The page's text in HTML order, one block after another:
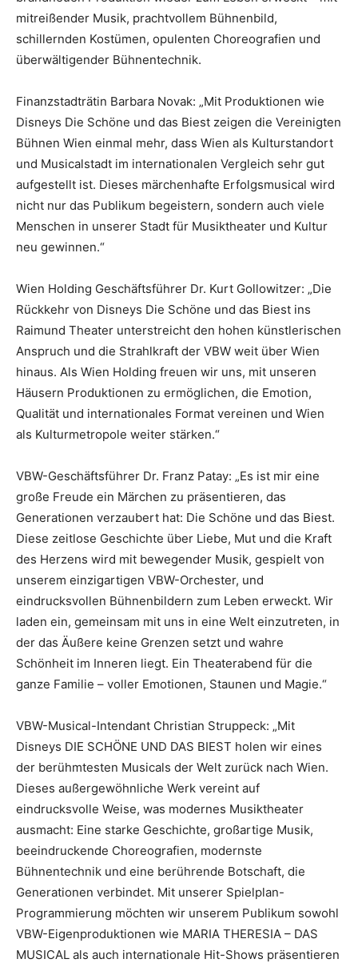
mitreißender Musik, prachtvollem Bühnenbild,
schillernden Kostümen, opulenten Choreografien und
überwältigender Bühnentechnik.
Finanzstadträtin Barbara Novak: „Mit Produktionen wie
Disneys Die Schöne und das Biest zeigen die Vereinigten
Bühnen Wien einmal mehr, dass Wien als Kulturstandort
und Musicalstadt im internationalen Vergleich sehr gut
aufgestellt ist. Dieses märchenhafte Erfolgsmusical wird
nicht nur das Publikum begeistern, sondern auch viele
Menschen in unserer Stadt für Musiktheater und Kultur
neu gewinnen.“
Wien Holding Geschäftsführer Dr. Kurt Gollowitzer: „Die
Rückkehr von Disneys Die Schöne und das Biest ins
Raimund Theater unterstreicht den hohen künstlerischen
Anspruch und die Strahlkraft der VBW weit über Wien
hinaus. Als Wien Holding freuen wir uns, mit unseren
Häusern Produktionen zu ermöglichen, die Emotion,
Qualität und internationales Format vereinen und Wien
als Kulturmetropole weiter stärken.“
VBW-Geschäftsführer Dr. Franz Patay: „Es ist mir eine
große Freude ein Märchen zu präsentieren, das
Generationen verzaubert hat: Die Schöne und das Biest.
Diese zeitlose Geschichte über Liebe, Mut und die Kraft
des Herzens wird mit bewegender Musik, gespielt von
unserem einzigartigen VBW-Orchester, und
eindrucksvollen Bühnenbildern zum Leben erweckt. Wir
laden ein, gemeinsam mit uns in eine Welt einzutreten, in
der das Äußere keine Grenzen setzt und wahre
Schönheit im Inneren liegt. Ein Theaterabend für die
ganze Familie – voller Emotionen, Staunen und Magie.“
VBW-Musical-Intendant Christian Struppeck: „Mit
Disneys DIE SCHÖNE UND DAS BIEST holen wir eines
der berühmtesten Musicals der Welt zurück nach Wien.
Dieses außergewöhnliche Werk vereint auf
eindrucksvolle Weise, was modernes Musiktheater
ausmacht: Eine starke Geschichte, großartige Musik,
beeindruckende Choreografien, modernste
Bühnentechnik und eine berührende Botschaft, die
Generationen verbindet. Mit unserer Spielplan-
Programmierung möchten wir unserem Publikum sowohl
VBW-Eigenproduktionen wie MARIA THERESIA – DAS
MUSICAL als auch internationale Hit-Shows präsentieren